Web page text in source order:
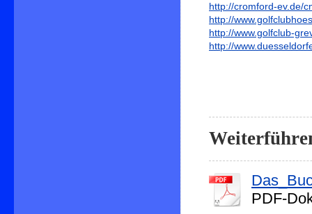
http://cromford-ev.de/
http://
http://www.golfclub-
http://
PDF-